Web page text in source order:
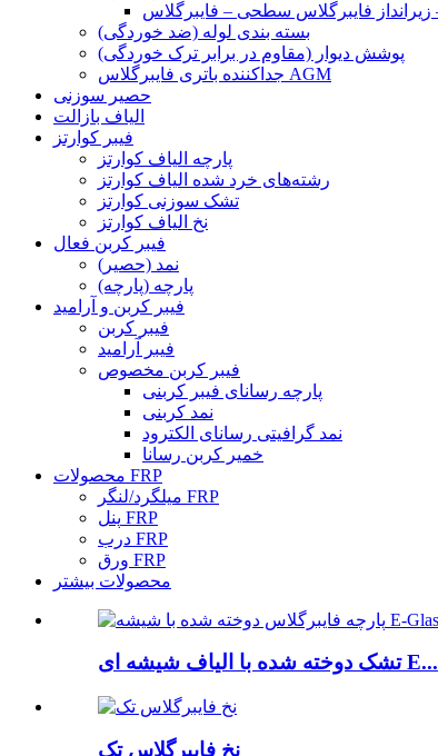
بسته بندی لوله (ضد خوردگی)
پوشش دیوار (مقاوم در برابر ترک خوردگی)
جداکننده باتری فایبرگلاس AGM
حصیر سوزنی
الیاف بازالت
فیبر کوارتز
پارچه الیاف کوارتز
رشته‌های خرد شده الیاف کوارتز
تشک سوزنی کوارتز
نخ الیاف کوارتز
فیبر کربن فعال
نمد (حصیر)
پارچه (پارچه)
فیبر کربن و آرامید
فیبر کربن
فیبر آرامید
فیبر کربن مخصوص
پارچه رسانای فیبر کربنی
نمد کربنی
نمد گرافیتی رسانای الکترود
خمیر کربن رسانا
محصولات FRP
میلگرد/لنگر FRP
پنل FRP
درب FRP
ورق FRP
محصولات بیشتر
تشک دوخته شده با الیاف شیشه ای E...
نخ فایبرگلاس تک